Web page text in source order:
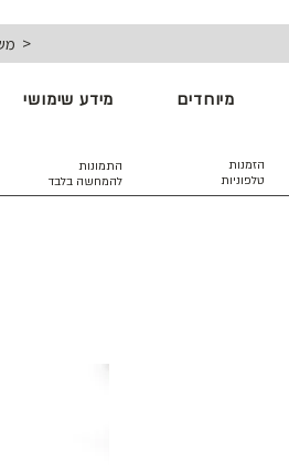
< משלוחים לכל חלקי הארץ >
מיוחדים מידע שימושי
התמונות
להמחשה בלבד
הזמנות
טלפוניות